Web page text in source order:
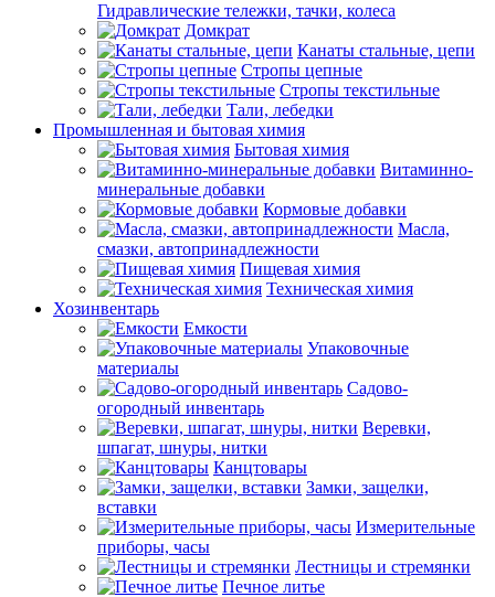
Гидравлические тележки, тачки, колеса
Домкрат
Канаты стальные, цепи
Стропы цепные
Стропы текстильные
Тали, лебедки
Промышленная и бытовая химия
Бытовая химия
Витаминно-
минеральные добавки
Кормовые добавки
Масла,
смазки, автопринадлежности
Пищевая химия
Техническая химия
Хозинвентарь
Емкости
Упаковочные
материалы
Садово-
огородный инвентарь
Веревки,
шпагат, шнуры, нитки
Канцтовары
Замки, защелки,
вставки
Измерительные
приборы, часы
Лестницы и стремянки
Печное литье